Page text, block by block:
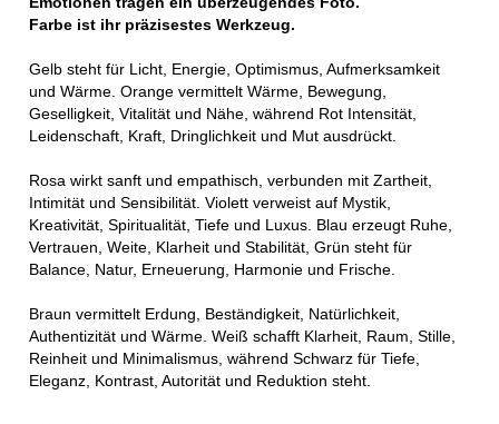
Farbe ist ihr präzisestes Werkzeug.
Gelb steht für Licht, Energie, Optimismus, Aufmerksamkeit
und Wärme. Orange vermittelt Wärme, Bewegung,
Geselligkeit, Vitalität und Nähe, während Rot Intensität,
Leidenschaft, Kraft, Dringlichkeit und Mut ausdrückt.
Rosa wirkt sanft und empathisch, verbunden mit Zartheit,
Intimität und Sensibilität. Violett verweist auf Mystik,
Kreativität, Spiritualität, Tiefe und Luxus. Blau erzeugt Ruhe,
Vertrauen, Weite, Klarheit und Stabilität, Grün steht für
Balance, Natur, Erneuerung, Harmonie und Frische.
Braun vermittelt Erdung, Beständigkeit, Natürlichkeit,
Authentizität und Wärme. Weiß schafft Klarheit, Raum, Stille,
Reinheit und Minimalismus, während Schwarz für Tiefe,
Eleganz, Kontrast, Autorität und Reduktion steht.